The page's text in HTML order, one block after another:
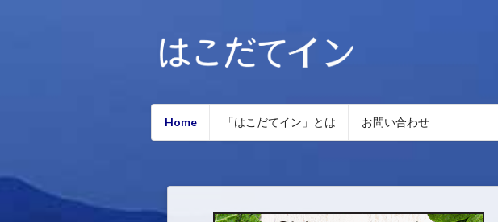
Home 「はこだてイン」とは お問い合わせ